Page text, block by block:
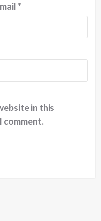
*
in this
comment.